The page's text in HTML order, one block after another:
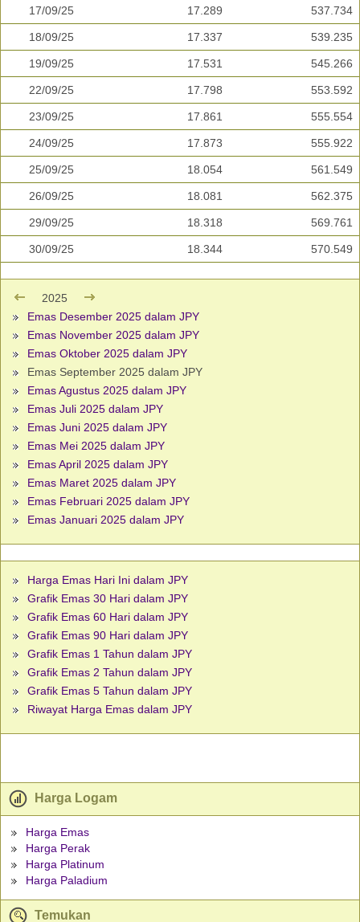
17/09/25 17.289 537.734
18/09/25 17.337 539.235
19/09/25 17.531 545.266
22/09/25 17.798 553.592
23/09/25 17.861 555.554
24/09/25 17.873 555.922
25/09/25 18.054 561.549
26/09/25 18.081 562.375
29/09/25 18.318 569.761
30/09/25 18.344 570.549
2025
Emas Desember 2025 dalam JPY
Emas November 2025 dalam JPY
Emas Oktober 2025 dalam JPY
Emas September 2025 dalam JPY
Emas Agustus 2025 dalam JPY
Emas Juli 2025 dalam JPY
Emas Juni 2025 dalam JPY
Emas Mei 2025 dalam JPY
Emas April 2025 dalam JPY
Emas Maret 2025 dalam JPY
Emas Februari 2025 dalam JPY
Emas Januari 2025 dalam JPY
Harga Emas Hari Ini dalam JPY
Grafik Emas 30 Hari dalam JPY
Grafik Emas 60 Hari dalam JPY
Grafik Emas 90 Hari dalam JPY
Grafik Emas 1 Tahun dalam JPY
Grafik Emas 2 Tahun dalam JPY
Grafik Emas 5 Tahun dalam JPY
Riwayat Harga Emas dalam JPY
Harga Logam
Harga Emas
Harga Perak
Harga Platinum
Harga Paladium
Temukan